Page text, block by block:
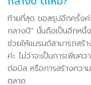
ท้ายที่สุด ขอสรุปอีกครั้ง
กลางปี” นั้นถือเป็นอีกหนึ่
ช่วยให้แบรนด์สามารถสร้
ค่ะ ไม่ว่าจะเป็นการเพิ่มค
ต่อบิล หรือการสร้างควา
ตลาด